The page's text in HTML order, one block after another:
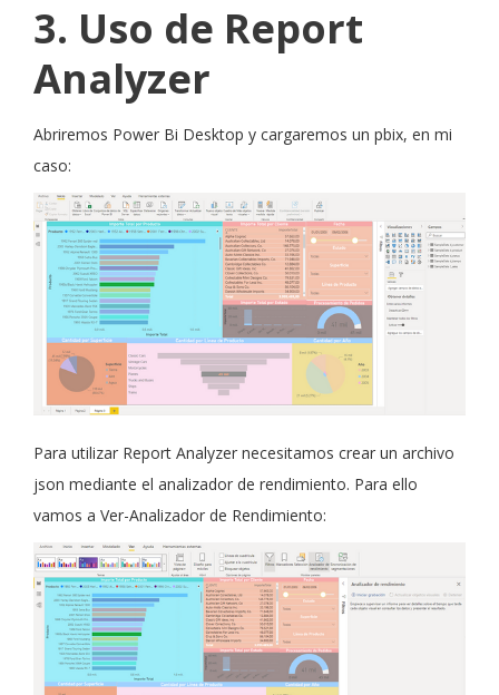
3. Uso de Report
Analyzer
Abriremos Power Bi Desktop y cargaremos un pbix, en mi
caso:
Para utilizar Report Analyzer necesitamos crear un archivo
json mediante el analizador de rendimiento. Para ello
vamos a Ver-Analizador de Rendimiento: